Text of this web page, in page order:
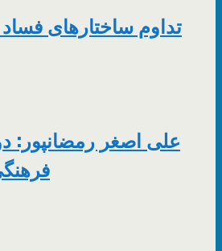
تداوم ساختارهای
علی اصغر رمضانپور: